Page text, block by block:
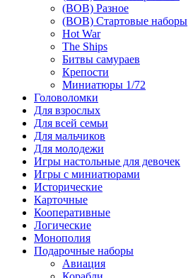
(ВОВ) Разное
(ВОВ) Стартовые наборы
Hot War
The Ships
Битвы самураев
Крепости
Миниатюры 1/72
Головоломки
Для взрослых
Для всей семьи
Для мальчиков
Для молодежи
Игры настольные для девочек
Игры с миниатюрами
Исторические
Карточные
Кооперативные
Логические
Монополия
Подарочные наборы
Авиация